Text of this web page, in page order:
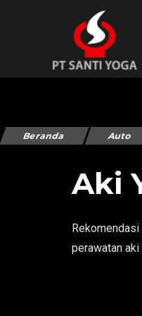
Beranda Auto
Aki
perawatan aki